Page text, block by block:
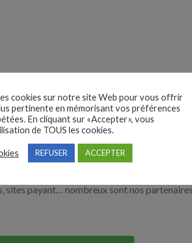
exemple un chargé de clientèle, un courtier
pour vous aider à recruter en cliquant
Nos solutions entreprises
payant… nombreux sont nos
cookies sur notre site Web pour vous offrir
pertinente en mémorisant vos préférences
En cliquant sur «Accepter», vous
de TOUS les cookies.
REFUSER ACCEPTER